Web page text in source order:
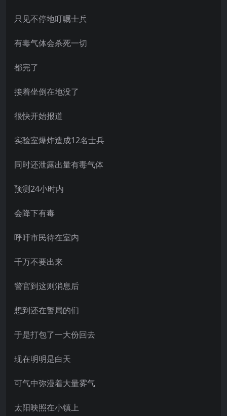
只见不停地叮嘱士兵
有毒气体会杀死一切
都完了
接着坐倒在地没了
很快开始报道
实验室爆炸造成12名士兵
同时还泄露出量有毒气体
预测24小时内
会降下有毒
呼吁市民待在室内
千万不要出来
警官到这则消息后
想到还在警局的们
于是打包了一大份回去
现在明明是白天
可气中弥漫着大量雾气
太阳映照在小镇上